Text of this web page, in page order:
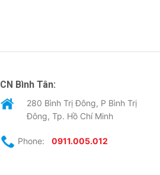
CN Bình Tân:
280 Bình Trị Đông, P Bình Trị
Đông, Tp. Hồ Chí Minh
Phone: 0911.005.012